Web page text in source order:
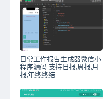
日常工作报告生成器微信小
程序源码 支持日报,周报,月
报,年终终结